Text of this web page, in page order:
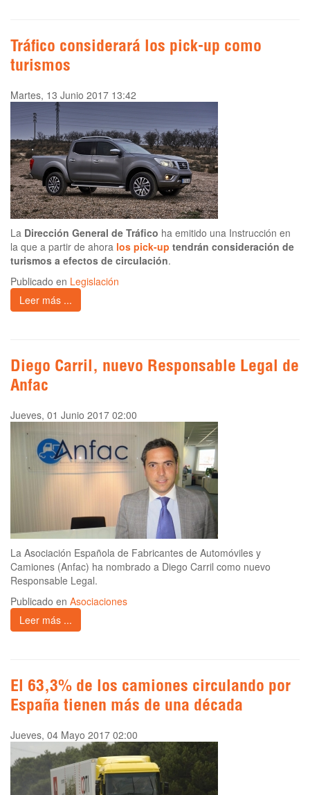
Tráfico considerará los pick-up como
turismos
Martes, 13 Junio 2017 13:42
La Dirección General de Tráfico ha emitido una Instrucción en
la que a partir de ahora los pick-up tendrán consideración de
turismos a efectos de circulación.
Publicado en Legislación
Leer más ...
Diego Carril, nuevo Responsable Legal de
Anfac
Jueves, 01 Junio 2017 02:00
La Asociación Española de Fabricantes de Automóviles y
Camiones (Anfac) ha nombrado a Diego Carril como nuevo
Responsable Legal.
Publicado en Asociaciones
Leer más ...
El 63,3% de los camiones circulando por
España tienen más de una década
Jueves, 04 Mayo 2017 02:00